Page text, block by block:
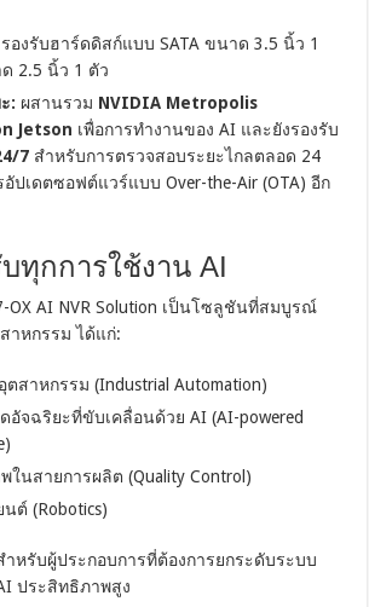
รองรับฮาร์ดดิสก์แบบ SATA ขนาด 3.5 นิ้ว 1
2.5 นิ้ว 1 ตัว
: ผสานรวม NVIDIA Metropolis
Jetson เพื่อการทำงานของ AI และยังรองรับ
7 สำหรับการตรวจสอบระยะไกลตลอด 24
ปเดตซอฟต์แวร์แบบ Over-the-Air (OTA) อีก
ทุกการใช้งาน AI
OX AI NVR Solution เป็นโซลูชันที่สมบูรณ์
าหกรรม ได้แก่:
สาหกรรม (Industrial Automation)
อัจฉริยะที่ขับเคลื่อนด้วย AI (AI-powered
นสายการผลิต (Quality Control)
ต์ (Robotics)
หรับผู้ประกอบการที่ต้องการยกระดับระบบ
ประสิทธิภาพสูง